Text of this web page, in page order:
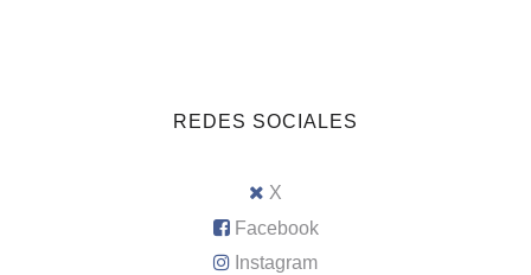
REDES SOCIALES
X
Facebook
Instagram